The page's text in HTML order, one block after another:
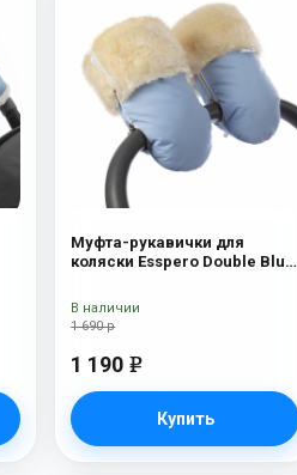
Муфта-рукавички для
коляски Esspero Double Blue
1 690 р
1 190 e
Купить
В наличии